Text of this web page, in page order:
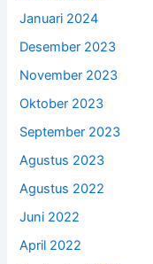
Januari 2024
Desember 2023
November 2023
Oktober 2023
September 2023
Agustus 2023
Agustus 2022
Juni 2022
April 2022